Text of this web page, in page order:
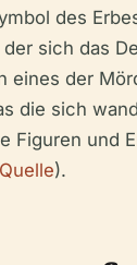
des
sich das
eines der
die sich
Figuren und
Quelle).